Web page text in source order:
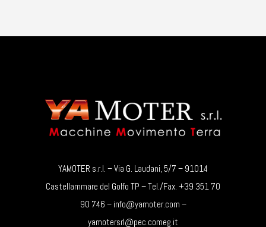
YAMOTER s.r.l. – Via G. Laudani, 5/7 – 91014
Castellammare del Golfo TP – Tel./Fax. +39 351 70
90 746 – info@yamoter.com –
yamotersrl@pec.comeg.it